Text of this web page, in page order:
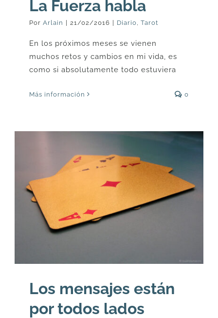
La Fuerza habla
Por Arlain | 21/02/2016 | Diario Tarot
En los próximos meses se vienen
muchos retos y cambios en mi vida, es
como si absolutamente todo estuviera
Más información 0
Los mensajes están
por todos lados